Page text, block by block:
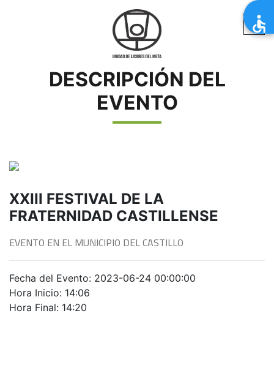
DESCRIPCIÓN DEL
EVENTO
XXIII FESTIVAL DE LA
FRATERNIDAD CASTILLENSE
EVENTO EN EL MUNICIPIO DEL CASTILLO
Fecha del Evento: 2023-06-24 00:00:00
Hora Inicio: 14:06
Hora Final: 14:20